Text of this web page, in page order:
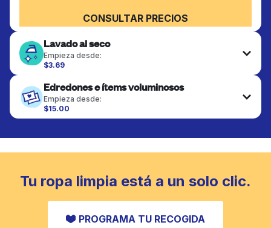
CONSULTAR PRECIOS
Lavado al seco
Empieza desde:
$3.69
terminan de forma profesional. Adecuado para
trajes, vestidos, abrigos y telas que requieren
cuidado especial para mantener su forma, color y
textura.
Edredones e ítems voluminosos
Empieza desde:
$15.00
Los artículos grandes como edredones, mantas y
completamente. Diseñado para refrescar piezas
más pesadas que no caben en una lavadora
CONSULTAR PRECIOS
Tu ropa limpia está a un solo clic.
PROGRAMA TU RECOGIDA